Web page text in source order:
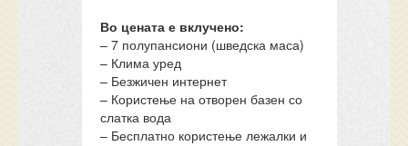
Во цената е вклучено:
– 7 полупансиони (шведска маса)
– Клима уред
– Безжичен интернет
– Користење на отворен базен со
слатка вода
– Бесплатно користење лежалки и